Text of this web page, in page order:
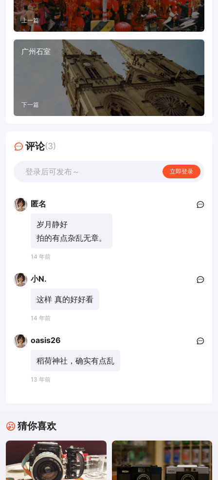
上一篇
广州石室
下一篇
评论(3)
登录后可发布～ 立即登录
匿名
岁月静好
拍的有点杂乱无章。
14 年前
小N.
这样 真的好好看
14 年前
oasis26
稻荷神社，确实有点乱
13 年前
猜你喜欢